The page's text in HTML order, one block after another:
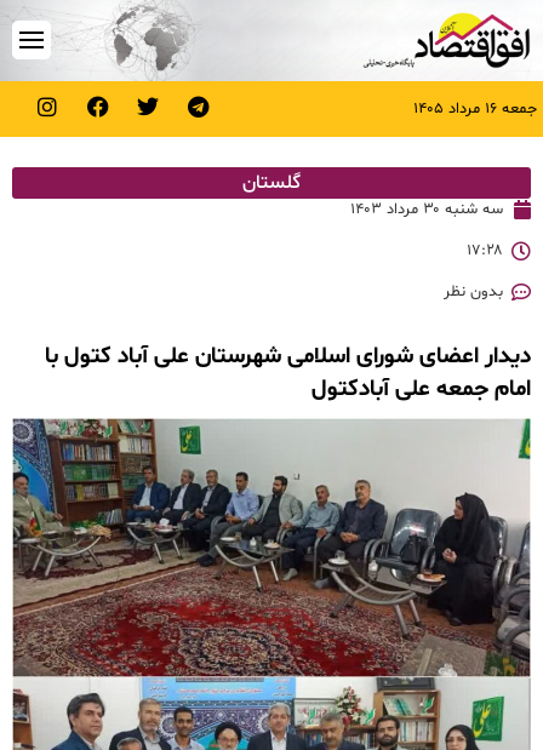
جمعه ۱۶ مرداد ۱۴۰۵
گلستان
سه شنبه ۳۰ مرداد ۱۴۰۳
۱۷:۲۸
بدون نظر
دیدار اعضای شورای اسلامی شهرستان علی آباد کتول با
امام جمعه علی آبادکتول